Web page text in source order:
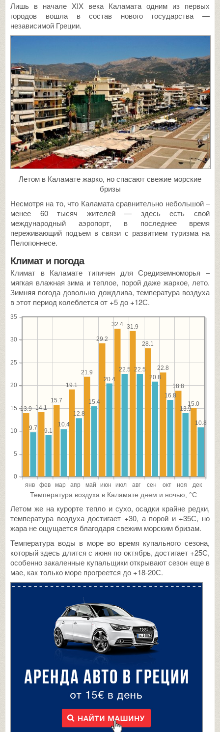
Лишь в начале XIX века Каламата одним из первых
городов вошла в состав нового государства —
независимой Греции.
Летом в Каламате жарко, но спасают свежие морские
бризы
Несмотря на то, что Каламата сравнительно небольшой –
менее 60 тысяч жителей — здесь есть свой
международный аэропорт, в последнее время
переживающий подъем в связи с развитием туризма на
Пелопоннесе.
Климат и погода
Климат в Каламате типичен для Средиземноморья –
мягкая влажная зима и теплое, порой даже жаркое, лето.
Зимняя погода довольно дождлива, температура воздуха
в этот период колеблется от +5 до +12С.
Летом же на курорте тепло и сухо, осадки крайне редки,
температура воздуха достигает +30, а порой и +35С, но
жара не ощущается благодаря свежим морским бризам.
Температура воды в море во время купального сезона,
который здесь длится с июня по октябрь, достигает +25С,
особенно закаленные купальщики открывают сезон еще в
мае, как только море прогреется до +18-20С.